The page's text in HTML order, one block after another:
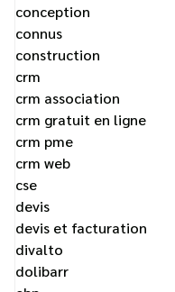
conception
connus
construction
crm
crm association
crm gratuit en ligne
crm pme
crm web
cse
devis
devis et facturation
divalto
dolibarr